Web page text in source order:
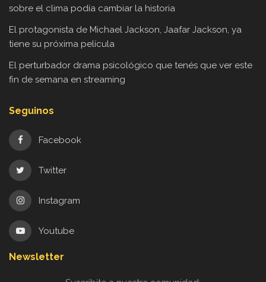
sobre el clima podía cambiar la historia
El protagonista de Michael Jackson, Jaafar Jackson, ya
tiene su próxima película
El perturbador drama psicológico que tenés que ver este
fin de semana en streaming
Seguinos
Facebook
Twitter
Instagram
Youtube
Newsletter